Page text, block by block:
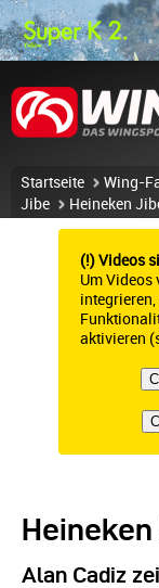
Startseite Wing-
Jibe
Heineken
(!) Videos
Um Videos
aktivieren
Heineken
Alan Cadiz